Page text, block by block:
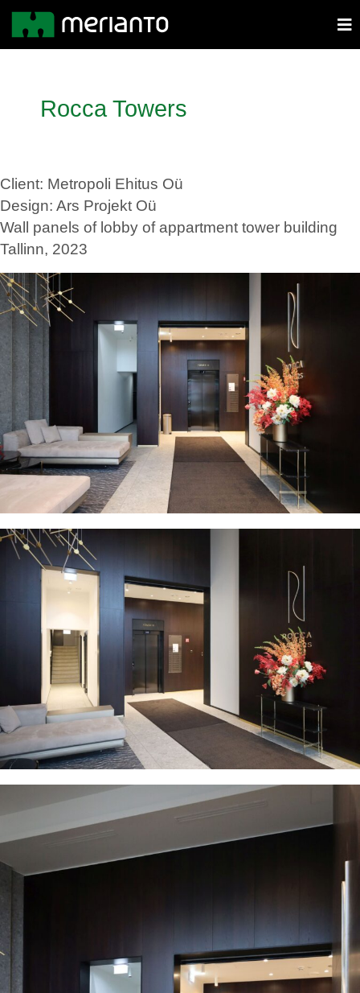
Rocca Towers
Client: Metropoli Ehitus Oü
Design: Ars Projekt Oü
Wall panels of lobby of appartment tower building
Tallinn, 2023